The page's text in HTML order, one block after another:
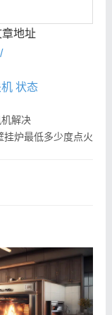
地址
状态
解决
挂炉最低多少度点火